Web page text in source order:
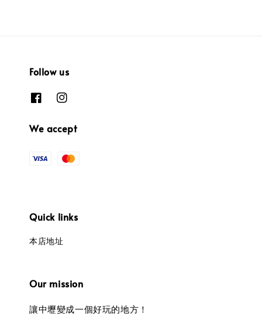
Follow us
We accept
Quick links
本店地址
Our mission
讓中壢變成一個好玩的地方！